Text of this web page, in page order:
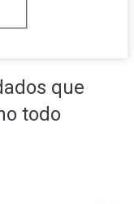
que
todo